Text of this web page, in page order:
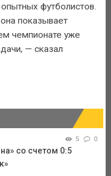
футболистов.
показывает
чемпионате уже
— сказал
5 0
со счетом 0:5